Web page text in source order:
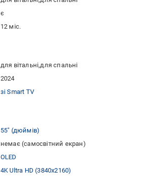
є
12 міс.
для вітальні для спальні
2024
зі Smart TV
55″ (дюймів)
немає (самосвітний екран)
OLED
4K Ultra HD (3840x2160)